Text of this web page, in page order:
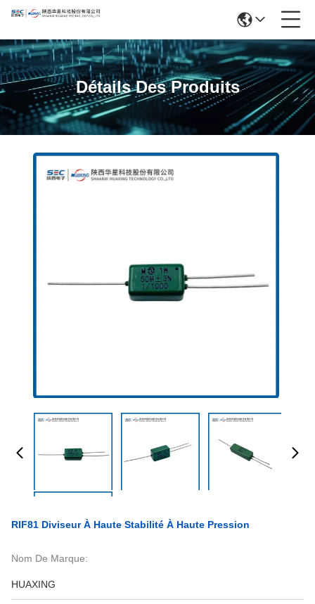
Détails Des Produits
RIF81 Diviseur À Haute Stabilité À Haute Pression
Nom De Marque:
HUAXING